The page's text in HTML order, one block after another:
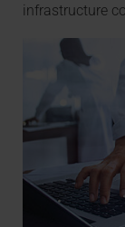
infrastructure